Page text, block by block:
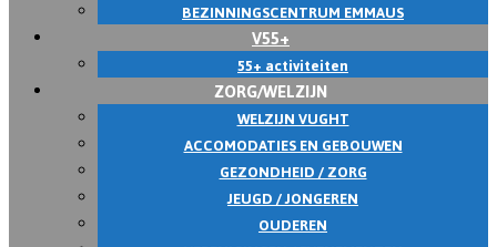
BEZINNINGSCENTRUM EMMAUS
V55+
55+ activiteiten
ZORG/WELZIJN
WELZIJN VUGHT
ACCOMODATIES EN GEBOUWEN
GEZONDHEID / ZORG
JEUGD / JONGEREN
OUDEREN